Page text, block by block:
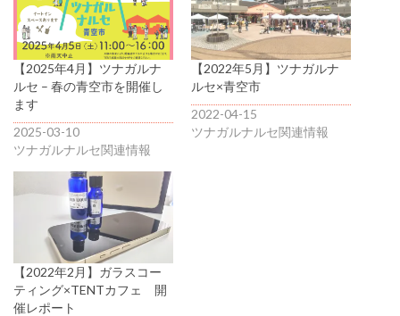
【2025年4月】ツナガルナ
ルセ – 春の青空市を開催し
ます
2025-03-10
ツナガルナルセ関連情報
【2022年5月】ツナガルナ
ルセ×青空市
2022-04-15
ツナガルナルセ関連情報
【2022年2月】ガラスコー
ティング×TENTカフェ 開
催レポート